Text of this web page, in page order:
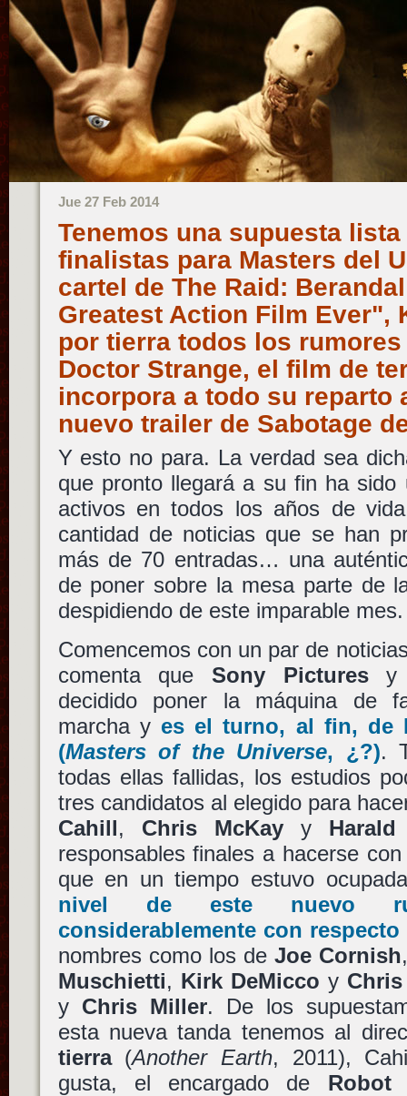
Jue 27 Feb 2014
Tenemos una supuesta
finalistas para Masters del
cartel de The Raid:
Greatest Action Film Ever",
por tierra todos los rumores
Doctor Strange, el film de
incorpora a todo su reparto
nuevo trailer de Sabotage
Y esto no para. La verdad sea
que pronto llegará a su fin ha
activos en todos los años de
cantidad de noticias que se han
más de 70 entradas… una
de poner sobre la mesa parte de
despidiendo de este imparable mes.
Comencemos con un par de
comenta que Sony Pictures
decidido poner la máquina de
marcha y es el turno, al fin, de
(Masters of the Universe, ¿?).
todas ellas fallidas, los estudios
tres candidatos al elegido para
Cahill, Chris McKayy
responsables finales a hacerse
que en un tiempo estuvo
nivel de este nuevo
considerablemente con
nombres como los de Joe Cornish
Muschietti, Kirk DeMicco y
y Chris Miller. De los
esta nueva tanda tenemos al
tierra(Another Earth, 2011),
gusta, el encargado de Robot